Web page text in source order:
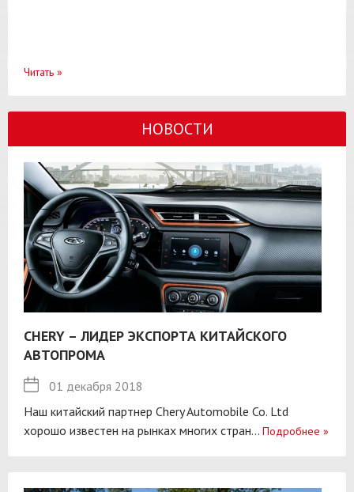
Читать »
НОВОСТИ
CHERY – ЛИДЕР ЭКСПОРТА КИТАЙСКОГО
АВТОПРОМА
01 декабря 2018
Наш китайский партнер Chery Automobile Co. Ltd
хорошо известен на рынках многих стран... Подробнее »